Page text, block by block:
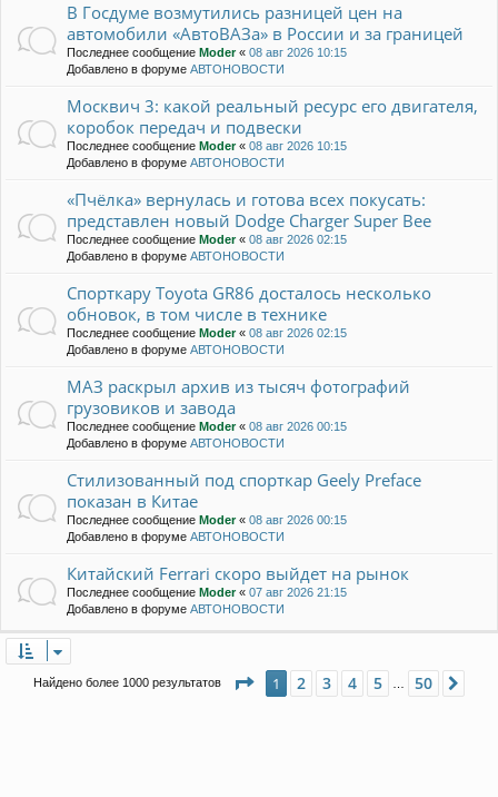
В Госдуме возмутились разницей цен на
автомобили «АвтоВАЗа» в России и за границей
Последнее сообщение Moder« 08 авг 2026 10:15
Добавлено в форуме АВТОНОВОСТИ
Москвич 3: какой реальный ресурс его двигателя,
коробок передач и подвески
Последнее сообщение Moder« 08 авг 2026 10:15
Добавлено в форуме АВТОНОВОСТИ
«Пчёлка» вернулась и готова всех покусать:
представлен новый Dodge Charger Super Bee
Последнее сообщение Moder« 08 авг 2026 02:15
Добавлено в форуме АВТОНОВОСТИ
Спорткару Toyota GR86 досталось несколько
обновок, в том числе в технике
Последнее сообщение Moder« 08 авг 2026 02:15
Добавлено в форуме АВТОНОВОСТИ
МАЗ раскрыл архив из тысяч фотографий
грузовиков и завода
Последнее сообщение Moder« 08 авг 2026 00:15
Добавлено в форуме АВТОНОВОСТИ
Стилизованный под спорткар Geely Preface
показан в Китае
Последнее сообщение Moder« 08 авг 2026 00:15
Добавлено в форуме АВТОНОВОСТИ
Китайский Ferrari скоро выйдет на рынок
Последнее сообщение Moder« 07 авг 2026 21:15
Добавлено в форуме АВТОНОВОСТИ
Найдено более 1000 результатов Страница из 50
1 2 3 4 5 50